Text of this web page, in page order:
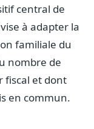
central de
à adapter la
familiale du
nombre de
fiscal et dont
en commun.